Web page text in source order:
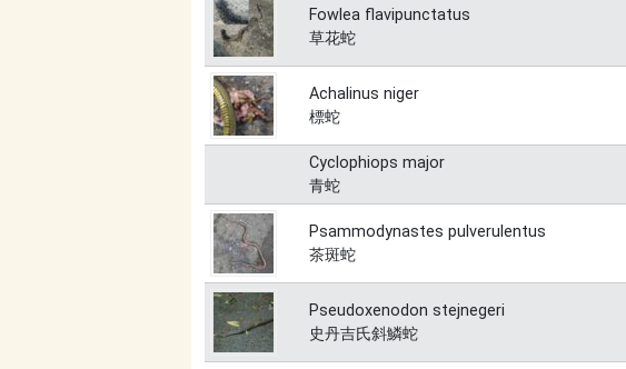
Fowlea flavipunctatus
草花蛇
Achalinus niger
標蛇
Cyclophiops major
青蛇
Psammodynastes pulverulentus
茶斑蛇
Pseudoxenodon stejnegeri
史丹吉氏斜鱗蛇